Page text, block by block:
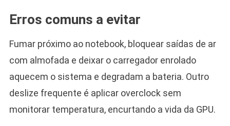
Erros comuns a evitar
Fumar próximo ao notebook, bloquear saídas de ar
com almofada e deixar o carregador enrolado
aquecem o sistema e degradam a bateria. Outro
deslize frequente é aplicar overclock sem
monitorar temperatura, encurtando a vida da GPU.